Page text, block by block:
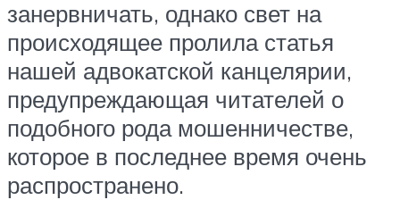
занервничать, однако свет на
происходящее пролила статья
нашей адвокатской канцелярии,
предупреждающая читателей о
подобного рода мошенничестве,
которое в последнее время очень
распространено.